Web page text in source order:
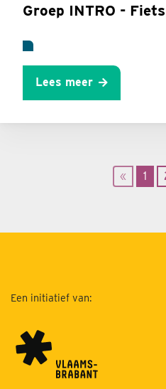
Groep INTRO -
Lees meer
« 1
Een initiatief van: